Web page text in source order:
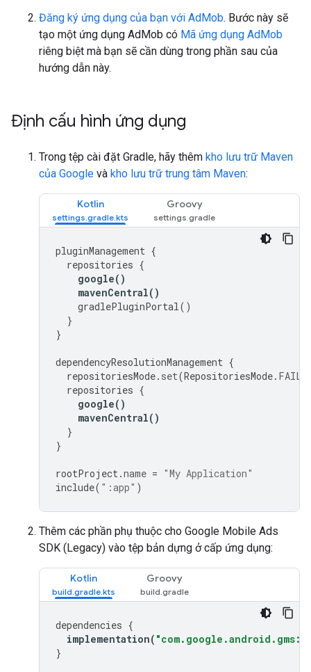
Đăng ký ứng dụng của bạn với AdMob. Bước này sẽ
tạo một ứng dụng AdMob có Mã ứng dụng AdMob
riêng biệt mà bạn sẽ cần dùng trong phần sau của
hướng dẫn này.
Định cấu hình ứng dụng
Trong tệp cài đặt Gradle, hãy thêm kho lưu trữ Maven
của Google và kho lưu trữ trung tâm Maven:
Kotlin Groovy
pluginManagement {
repositories {
google()
mavenCentral()
gradlePluginPortal()
}
}
dependencyResolutionManagement {
repositoriesMode. set(RepositoriesMode.
repositories {
google()
mavenCentral()
}
}
rootProject.name = "My Application"
include( ":app" )
Thêm các phần phụ thuộc cho Google Mobile Ads
SDK (Legacy) vào tệp bản dựng ở cấp ứng dụng:
Kotlin Groovy
dependencies {
implementation(
}